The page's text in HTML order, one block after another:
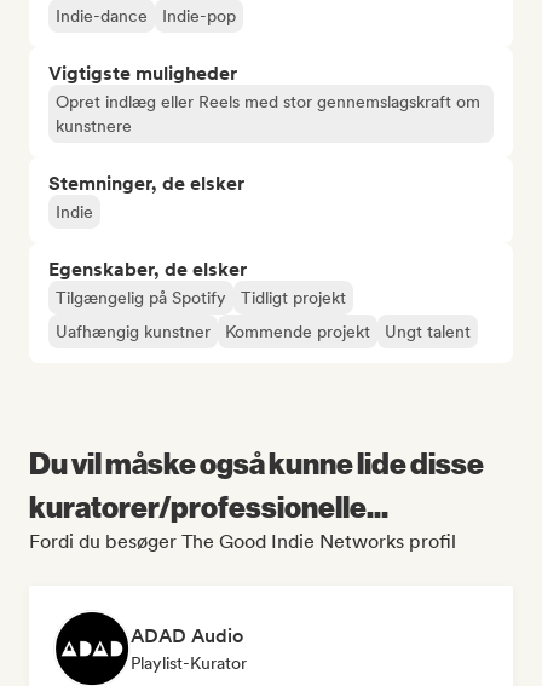
Indie-dance Indie-pop
Vigtigste muligheder
Opret indlæg eller Reels med stor gennemslagskraft om
kunstnere
Stemninger, de elsker
Indie
Egenskaber, de elsker
Tilgængelig på Spotify
Tidligt projekt
Uafhængig kunstner
Kommende projekt Ungt talent
Du vil måske også kunne lide disse
kuratorer/professionelle...
Fordi du besøger The Good Indie Networks profil
ADAD Audio
Playlist-Kurator